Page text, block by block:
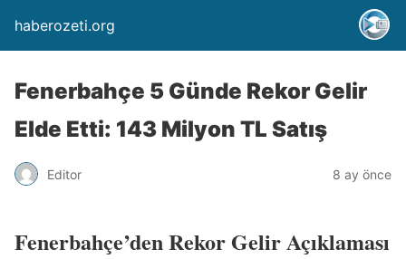
haberozeti.org
Fenerbahçe 5 Günde Rekor Gelir
Elde Etti: 143 Milyon TL Satış
Editor 8 ay önce
Fenerbahçe’den Rekor Gelir Açıklaması